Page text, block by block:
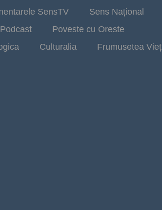
SensTV
Sens Național
Poveste cu Oreste
Culturalia Frumusetea